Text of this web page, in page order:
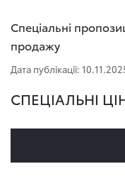
Спеціальні
продажу
Дата публікації:
СПЕЦІАЛЬНІ